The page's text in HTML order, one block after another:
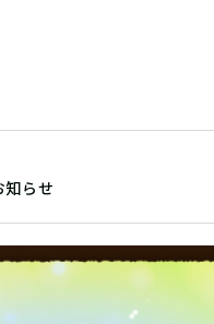
知らせ